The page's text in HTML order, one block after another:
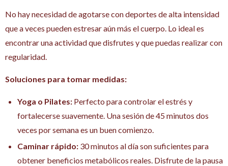
No hay necesidad de agotarse con deportes de alta intensidad
que a veces pueden estresar aún más el cuerpo. Lo ideal es
encontrar una actividad que disfrutes y que puedas realizar con
regularidad.
Soluciones para tomar medidas:
Yoga o Pilates: Perfecto para controlar el estrés y
fortalecerse suavemente. Una sesión de 45 minutos dos
veces por semana es un buen comienzo.
Caminar rápido: 30 minutos al día son suficientes para
obtener beneficios metabólicos reales. Disfrute de la pausa